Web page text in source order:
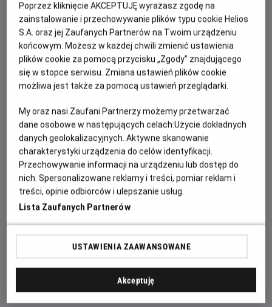
Władysław Pasikowski Władysław Pasikowski
OBSADA
Ireneusz Czop, Jerzy Radziwiłowicz, Maciej Stuhr
Franciszek Kalina (Ireneusz Czop) po latach emigracji
przyjeżdża do Polski, zaalarmowany wiadomością, że jego
młodszy brat (Maciej Stuhr) popadł w konflikt z
mieszkańcami swojej wsi. Po przyjeździe odkrywa, że
przyczyną jest mroczna tajemnica sprzed lat. Skłóceni od
śledztwo zaostrza konflikt, który przeradza się w otwartą
agresję. Ujawniona tajemnica odciśnie tragiczne piętno na
życiu braci i ich sąsiadów.
Poprzez kliknięcie AKCEPTUJĘ wyrażasz zgodę na
zainstalowanie i przechowywanie plików typu cookie Helios
S.A. oraz jej Zaufanych Partnerów na Twoim urządzeniu
końcowym. Możesz w każdej chwili zmienić ustawienia
plików cookie za pomocą przycisku „Zgody” znajdującego
się w stopce serwisu. Zmiana ustawień plików cookie
możliwa jest także za pomocą ustawień przeglądarki.
My oraz nasi Zaufani Partnerzy możemy przetwarzać
dane osobowe w następujących celach:Użycie dokładnych
danych geolokalizacyjnych. Aktywne skanowanie
charakterystyki urządzenia do celów identyfikacji.
Przechowywanie informacji na urządzeniu lub dostęp do
nich. Spersonalizowane reklamy i treści, pomiar reklam i
treści, opinie odbiorców i ulepszanie usług.
Lista Zaufanych Partnerów
USTAWIENIA ZAAWANSOWANE
Akceptuję